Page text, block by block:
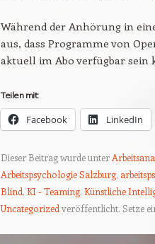
Während der Anhörung in
aus, dass Programme von
aktuell im Abo verfügbar sein
Teilen mit:
Facebook LinkedIn
Dieser Beitrag wurde unter
Arbeitspsychologie Salzburg,
Blind, KI - Teaming, Künstliche
Uncategorized veröffentlicht. Setze